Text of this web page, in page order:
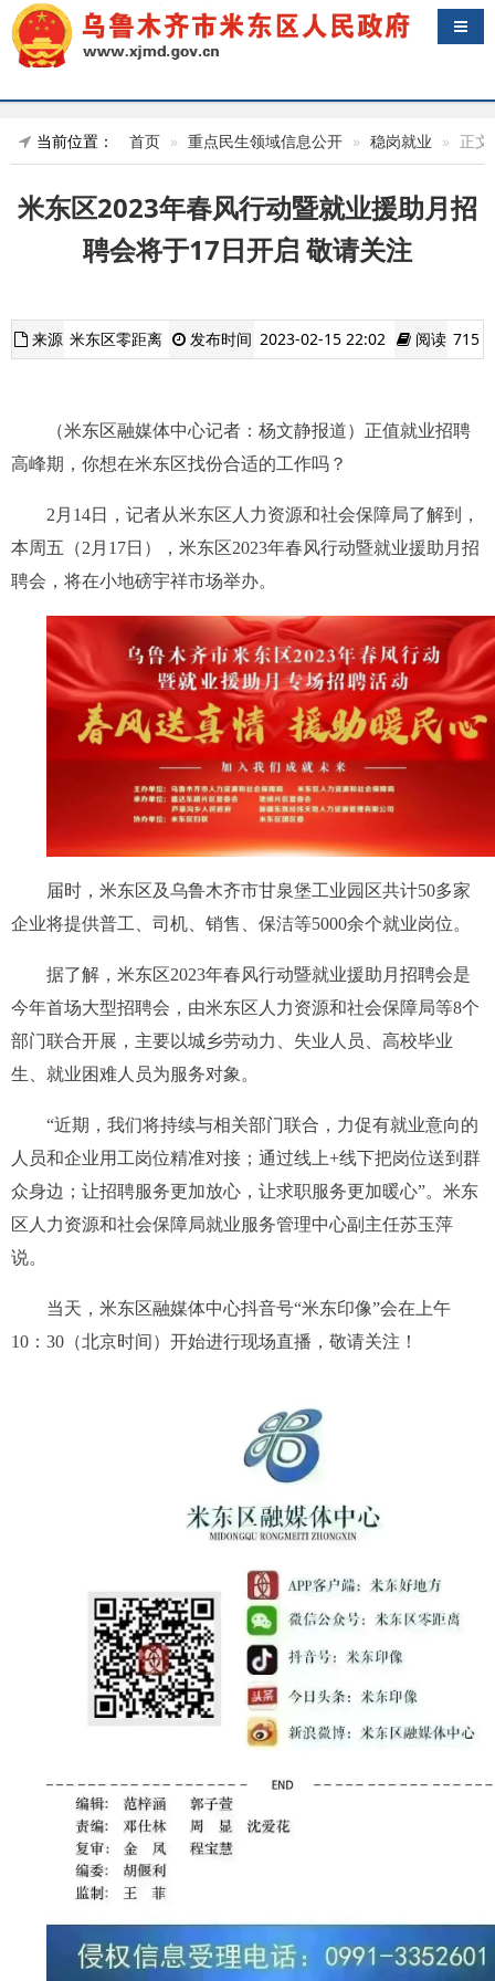
导航
当前位置： 首页 重点民生领域信息公开 稳岗就业 正文
米东区2023年春风行动暨就业援助月招
聘会将于17日开启 敬请关注
来源 米东区零距离 发布时间 2023-02-15 22:02 阅读 715
（米东区融媒体中心记者：杨文静报道）正值就业招聘
高峰期，你想在米东区找份合适的工作吗？
2月14日，记者从米东区人力资源和社会保障局了解到，
本周五（2月17日），米东区2023年春风行动暨就业援助月招
聘会，将在小地磅宇祥市场举办。
届时，米东区及乌鲁木齐市甘泉堡工业园区共计50多家
企业将提供普工、司机、销售、保洁等5000余个就业岗位。
据了解，米东区2023年春风行动暨就业援助月招聘会是
今年首场大型招聘会，由米东区人力资源和社会保障局等8个
部门联合开展，主要以城乡劳动力、失业人员、高校毕业
生、就业困难人员为服务对象。
“近期，我们将持续与相关部门联合，力促有就业意向的
人员和企业用工岗位精准对接；通过线上+线下把岗位送到群
众身边；让招聘服务更加放心，让求职服务更加暖心”。米东
区人力资源和社会保障局就业服务管理中心副主任苏玉萍
说。
当天，米东区融媒体中心抖音号“米东印像”会在上午
10：30（北京时间）开始进行现场直播，敬请关注！